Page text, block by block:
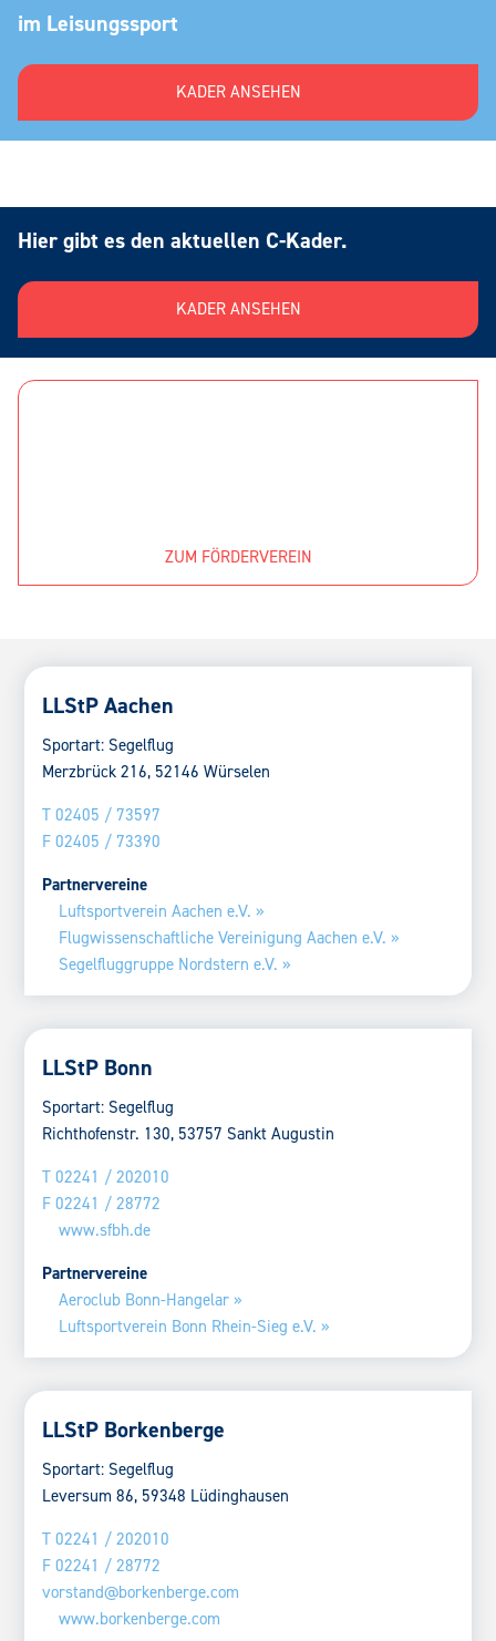
im Leisungssport
KADER ANSEHEN
Hier gibt es den aktuellen C-Kader.
KADER ANSEHEN
ZUM FÖRDERVEREIN
LLStP Aachen
Sportart: Segelflug
Merzbrück 216, 52146 Würselen
T 02405 / 73597
F 02405 / 73390
Partnervereine
Luftsportverein Aachen e.V. »
Flugwissenschaftliche Vereinigung Aachen e.V. »
Segelfluggruppe Nordstern e.V. »
LLStP Bonn
Sportart: Segelflug
Richthofenstr. 130, 53757 Sankt Augustin
T 02241 / 202010
F 02241 / 28772
www.sfbh.de
Partnervereine
Aeroclub Bonn-Hangelar »
Luftsportverein Bonn Rhein-Sieg e.V. »
LLStP Borkenberge
Sportart: Segelflug
Leversum 86, 59348 Lüdinghausen
T 02241 / 202010
F 02241 / 28772
vorstand@borkenberge.com
www.borkenberge.com